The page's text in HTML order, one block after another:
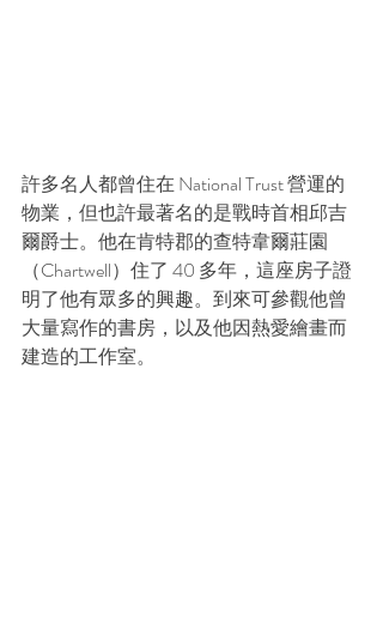
許多名人都曾住在 National Trust 營運的
物業，但也許最著名的是戰時首相邱吉
爾爵士。他在肯特郡的查特韋爾莊園
（Chartwell）住了 40 多年，這座房子證
明了他有眾多的興趣。到來可參觀他曾
大量寫作的書房，以及他因熱愛繪畫而
建造的工作室。